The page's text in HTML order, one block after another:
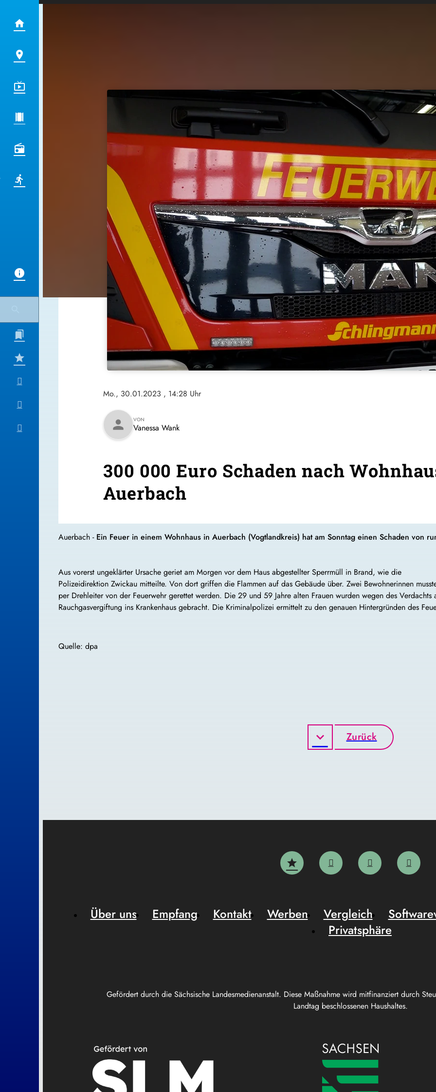
Mo., 30.01.2023 , 14:28 Uhr
person VON
Vanessa Wank
300 000 Euro Schaden nach
Auerbach
Auerbach -Ein Feuer in einem Wohnhaus in Auerbach (Vogtlandkreis) hat am Sonntag einen Schaden von
Aus vorerst ungeklärter Ursache geriet am Morgen vor dem Haus abgestellter Sperrmüll in Brand, wie die
Polizeidirektion Zwickau mitteilte. Von dort griffen die Flammen auf das Gebäude über. Zwei Bewohnerinnen
per Drehleiter von der Feuerwehr gerettet werden. Die 29 und 59 Jahre alten Frauen wurden wegen des Verdachts
Rauchgasvergiftung ins Krankenhaus gebracht. Die Kriminalpolizei ermittelt zu den genauen Hintergründen des
Quelle: dpa
Zurück
Gefördert durch die Sächsische Landesmedienanstalt. Diese Maßnahme wird mitfinanziert durch
Landtag beschlossenen Haushaltes.
Über uns Empfang Kontakt Werben Vergleich
Privatsphäre